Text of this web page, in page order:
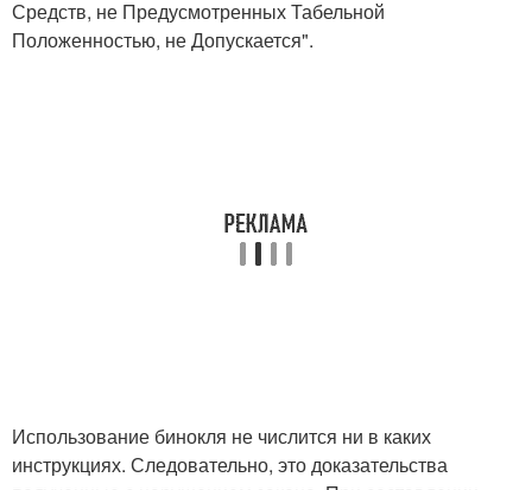
Средств, не Предусмотренных Табельной
Положенностью, не Допускается".
Использование бинокля не числится ни в каких
инструкциях. Следовательно, это доказательства